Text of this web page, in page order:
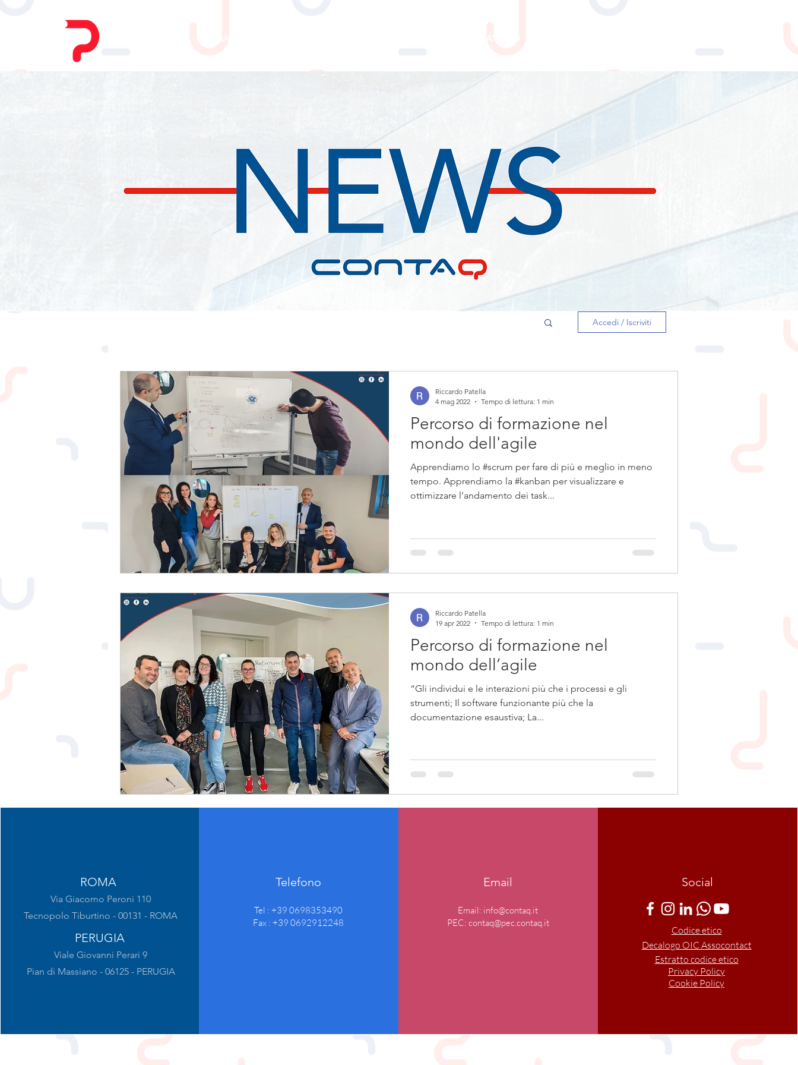
Accedi / Iscriviti
Percorso di formazione nel
mondo dell'agile
Apprendiamo lo #scrum per fare di più e meglio in meno
tempo. Apprendiamo la #kanban per visualizzare e
ottimizzare l’andamento dei task...
Riccardo Patella
4 mag 2022
Tempo di lettura: 1 min
Percorso di formazione nel
mondo dell’agile
“Gli individui e le interazioni più che i processi e gli
strumenti; Il software funzionante più che la
documentazione esaustiva; La...
Riccardo Patella
19 apr 2022
Tempo di lettura: 1 min
ROMA
Via Giacomo Peroni 110
Tecnopolo Tiburtino - 00131 - ROMA
PERUGIA
Viale Giovanni Perari 9
Pian di Massiano - 06125 - PERUGIA
Telefono
Tel : +39 0698353490
Fax : +39 0692912248
Email
Email: info@contaq.it
PEC: contaq@pec.contaq.it
Social
Codice etico
Decalogo OIC Assocontact
Estratto codice etico
Privacy Policy
Cookie Policy